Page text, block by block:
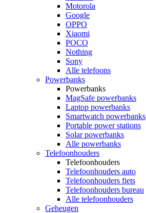
Motorola
Google
OPPO
Xiaomi
POCO
Nothing
Sony
Alle telefoons
Powerbanks
Powerbanks
MagSafe powerbanks
Laptop powerbanks
Smartwatch powerbanks
Portable power stations
Solar powerbanks
Alle powerbanks
Telefoonhouders
Telefoonhouders
Telefoonhouders auto
Telefoonhouders fiets
Telefoonhouders bureau
Alle telefoonhouders
Geheugen